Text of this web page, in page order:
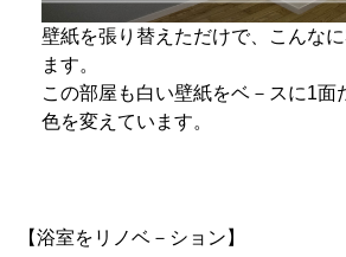
壁紙を張り替えただけで、こんな
ます。
この部屋も白い壁紙をベ－スに1面
色を変えています。
【浴室をリノベ－ション】